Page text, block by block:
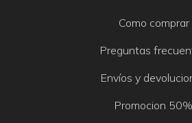
Como comprar
Preguntas
Envíos y
Promocion 50%